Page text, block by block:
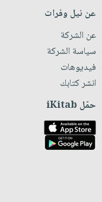
عن نيل وفرات
عن الشركة
سياسة الشركة
فيديوهات
انشر كتابك
حمّل iKitab